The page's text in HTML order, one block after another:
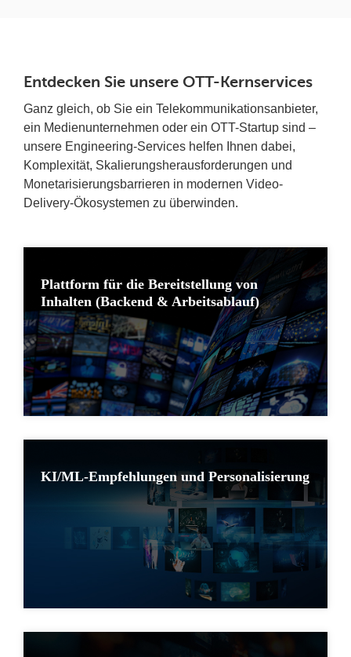
Entdecken Sie unsere OTT-Kernservices
Ganz gleich, ob Sie ein Telekommunikationsanbieter,
ein Medienunternehmen oder ein OTT-Startup sind –
unsere Engineering-Services helfen Ihnen dabei,
Komplexität, Skalierungsherausforderungen und
Monetarisierungsbarrieren in modernen Video-
Delivery-Ökosystemen zu überwinden.
Plattform für die Bereitstellung von
Inhalten (Backend & Arbeitsablauf)
KI/ML-Empfehlungen und Personalisierung